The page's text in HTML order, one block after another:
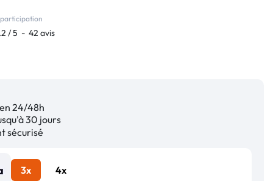
/5 - 42 avis
24/48h
30 jours
sécurisé
3x 4x